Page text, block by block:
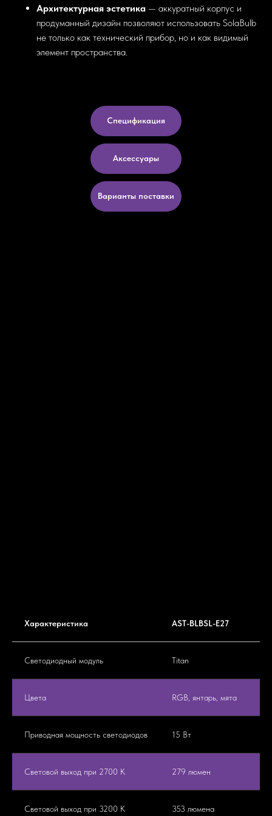
Архитектурная эстетика — аккуратный корпус и
продуманный дизайн позволяют использовать SolaBulb
не только как технический прибор, но и как видимый
элемент пространства.
Аксессуары
Варианты поставки
Спецификация
Характеристика AST-BLBSL-E27
Светодиодный модуль Titan
Цвета RGB, янтарь, мята
Приводная мощность светодиодов 15 Вт
Световой выход при 2700 К 279 люмен
Световой выход при 3200 К 353 люмена